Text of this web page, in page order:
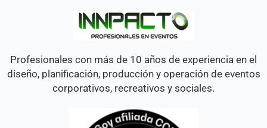
Profesionales con más de 10 años de experiencia en el
diseño, planificación, producción y operación de eventos
corporativos, recreativos y sociales.